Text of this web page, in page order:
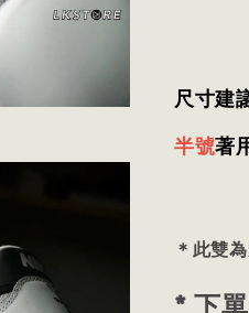
尺寸建
半號著
＊此雙